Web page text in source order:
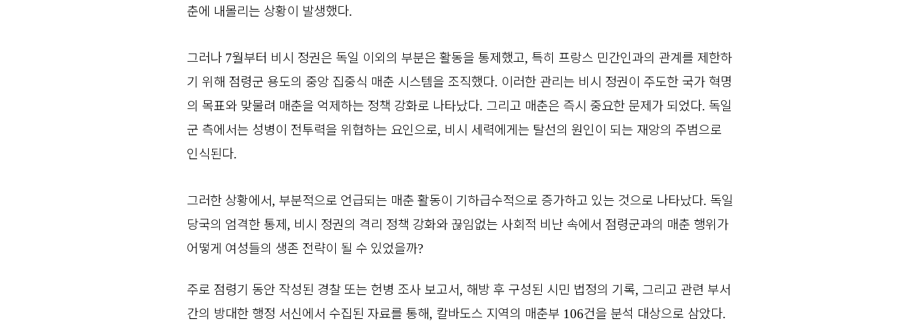
춘에 내몰리는 상황이 발생했다.
그러나 7월부터 비시 정권은 독일 이외의 부분은 활동을 통제했고, 특히 프랑스 민간인과의 관계를 제한하
기 위해 점령군 용도의 중앙 집중식 매춘 시스템을 조직했다. 이러한 관리는 비시 정권이 주도한 국가 혁명
의 목표와 맞물려 매춘을 억제하는 정책 강화로 나타났다. 그리고 매춘은 즉시 중요한 문제가 되었다. 독일
군 측에서는 성병이 전투력을 위협하는 요인으로, 비시 세력에게는 탈선의 원인이 되는 재앙의 주범으로
인식된다.
그러한 상황에서, 부분적으로 언급되는 매춘 활동이 기하급수적으로 증가하고 있는 것으로 나타났다. 독일
당국의 엄격한 통제, 비시 정권의 격리 정책 강화와 끊임없는 사회적 비난 속에서 점령군과의 매춘 행위가
어떻게 여성들의 생존 전략이 될 수 있었을까?
주로 점령기 동안 작성된 경찰 또는 헌병 조사 보고서, 해방 후 구성된 시민 법정의 기록, 그리고 관련 부서
간의 방대한 행정 서신에서 수집된 자료를 통해, 칼바도스 지역의 매춘부 106건을 분석 대상으로 삼았다.